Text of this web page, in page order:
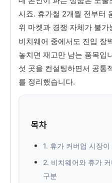
시죠. 휴가철 2개월 전부터
위 마켓과 경쟁 자체가 불가
비치웨어 중에서도 진입 장
놓치면 재고만 남는 품목입
섯 곳을 컨설팅하면서 공통
를 정리했습니다.
목차
1. 휴가 커버업 시장
2. 비치웨어와 휴가
구분